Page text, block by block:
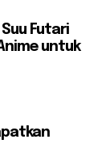
Futari
untuk